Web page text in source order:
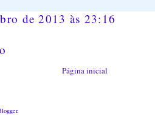
de 2013 às 23:16
Página inicial
.